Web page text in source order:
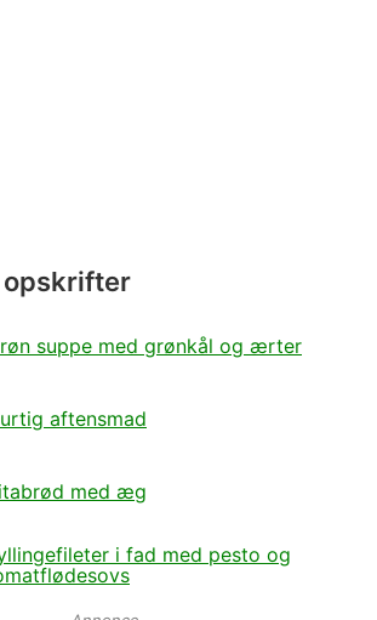
suppe med grønkål og ærter
aftensmad
med æg
i fad med pesto og